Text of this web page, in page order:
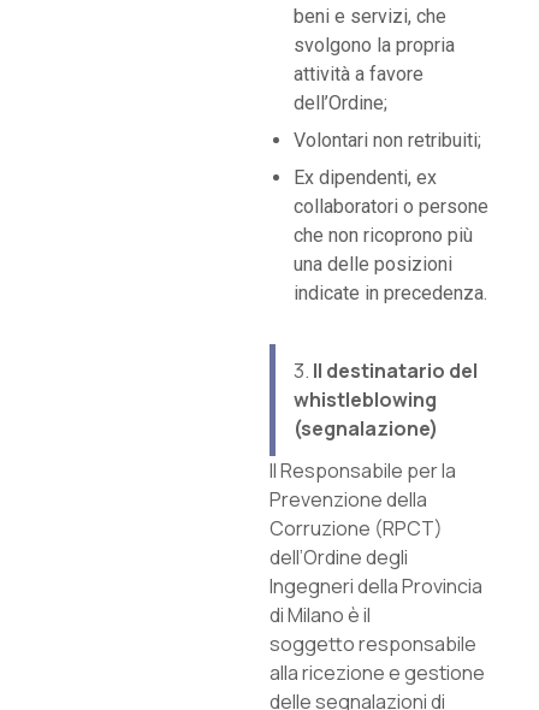
beni e servizi, che
svolgono la propria
attività a favore
dell’Ordine;
Volontari non retribuiti;
Ex dipendenti, ex
collaboratori o persone
che non ricoprono più
una delle posizioni
indicate in precedenza.
3. Il destinatario del
whistleblowing
(segnalazione)
Il Responsabile per la
Prevenzione della
Corruzione (RPCT)
dell’Ordine degli
Ingegneri della Provincia
di Milano è il
soggetto responsabile
alla ricezione e gestione
delle segnalazioni di